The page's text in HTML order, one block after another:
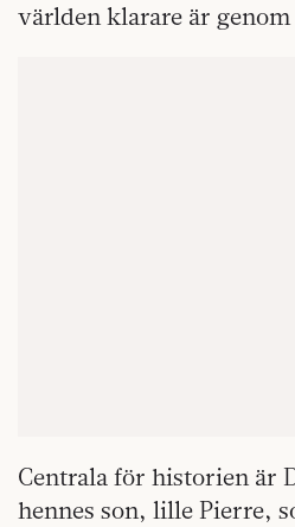
världen klarare är
Centrala för historien är
hennes son, lille Pierre,